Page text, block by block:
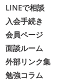
LINEで相談
入会手続き
会員ページ
面談ルーム
外部リンク集
勉強コラム